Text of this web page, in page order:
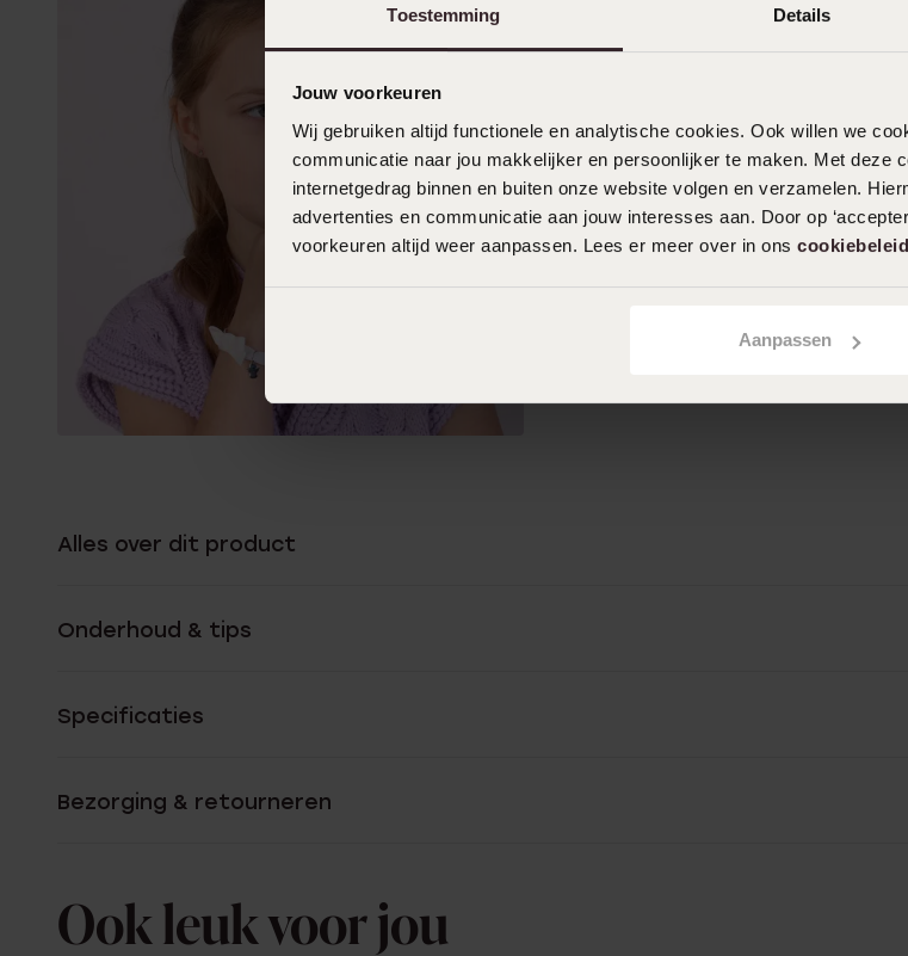
Toestemming Details
Jouw voorkeuren
Wij gebruiken altijd functionele en analytische cookies. Ook willen we
communicatie naar jou makkelijker en persoonlijker te maken. Met deze
internetgedrag binnen en buiten onze website volgen en verzamelen.
advertenties en communicatie aan jouw interesses aan. Door op
voorkeuren altijd weer aanpassen. Lees er meer over in ons cookiebeleid
Aanpassen
Alles over dit product
Onderhoud & tips
Specificaties
Bezorging & retourneren
Ook leuk voor jou